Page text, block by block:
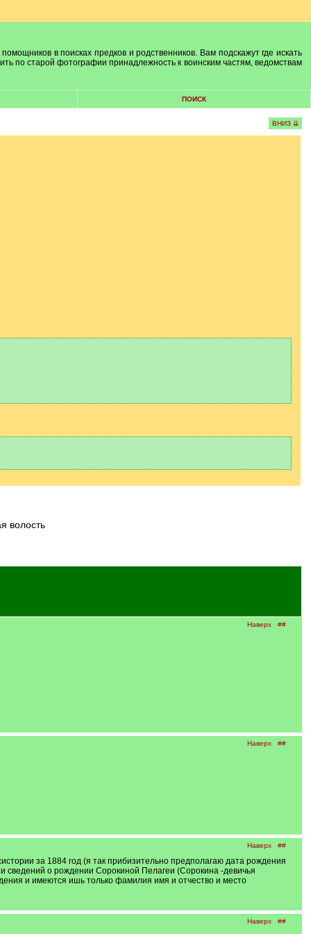
в поисках предков и родственников. Вам подскажут где искать
по старой фотографии принадлежность к воинским частям, ведомствам
ПОИСК
ВНИЗ ⇊
волость
Наверх ##
Наверх ##
Наверх ##
за 1884 год (я так прибизительно предполагаю дата рождения
сведений о рождении Сорокиной Пелагеи (Сорокина -девичья
и имеются ишь только фамилия имя и отчество и место
Наверх ##